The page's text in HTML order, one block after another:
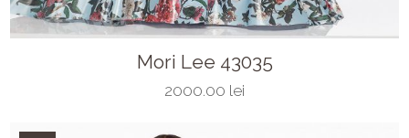
Mori Lee 43035
2000.00 lei